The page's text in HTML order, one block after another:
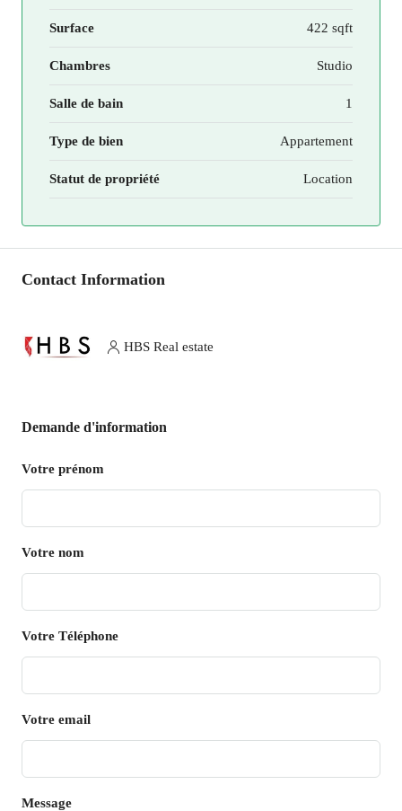
Surface 422 sqft
Chambres Studio
Salle de bain 1
Type de bien Appartement
Statut de propriété Location
Contact Information
HBS Real estate
Demande d'information
Votre prénom
Votre nom
Votre Téléphone
Votre email
Message